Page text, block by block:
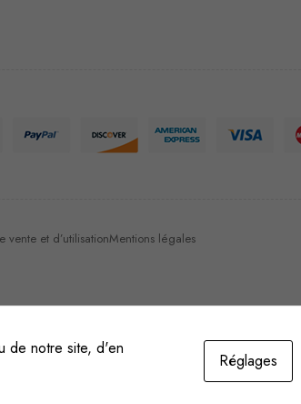
et d’utilisationMentions légales
de notre site, d'en
Réglages